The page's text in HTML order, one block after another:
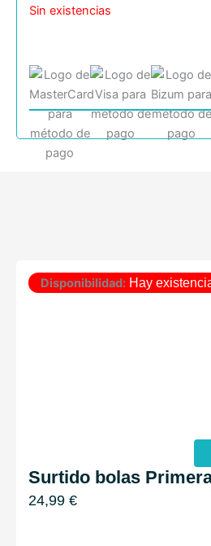
Sin existencias
Disponibilidad: Hay
Surtido bolas
24,99 €